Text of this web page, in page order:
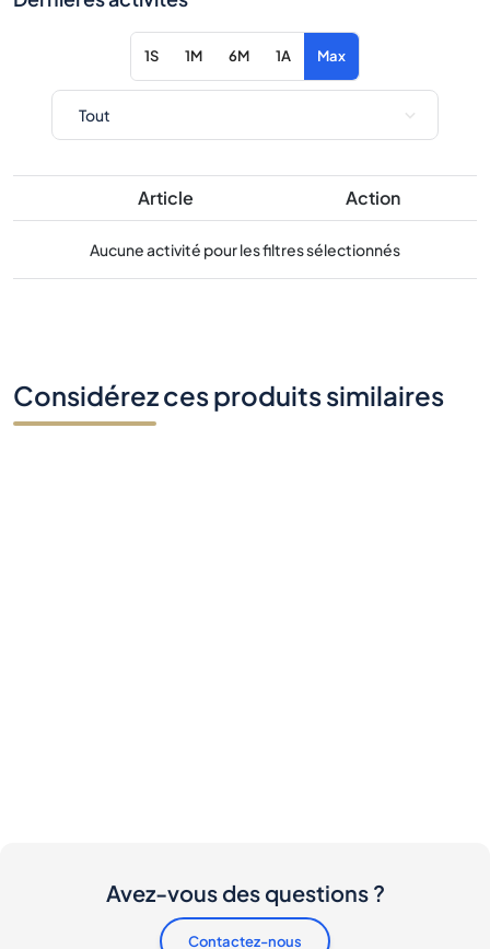
Article
Aucune activité pour les filtres sélectionnés
Considérez ces produits similaires
Y a-t-il des frais pour les acheteurs et les vendeurs